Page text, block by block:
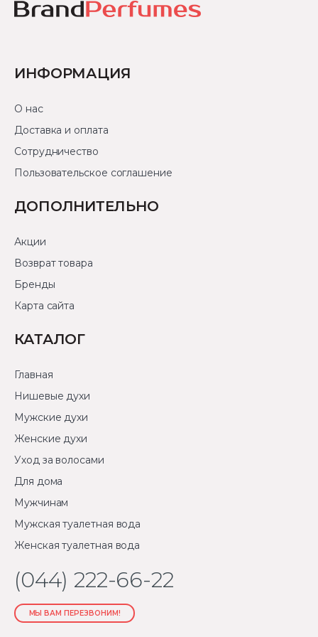
ИНФОРМАЦИЯ
О нас
Доставка и оплата
Сотрудничество
Пользовательское соглашение
ДОПОЛНИТЕЛЬНО
Акции
Возврат товара
Бренды
Карта сайта
КАТАЛОГ
Главная
Нишевые духи
Мужские духи
Женские духи
Уход за волосами
Для дома
Мужчинам
Мужская туалетная вода
Женская туалетная вода
(044) 222-66-22
МЫ ВАМ ПЕРЕЗВОНИМ!